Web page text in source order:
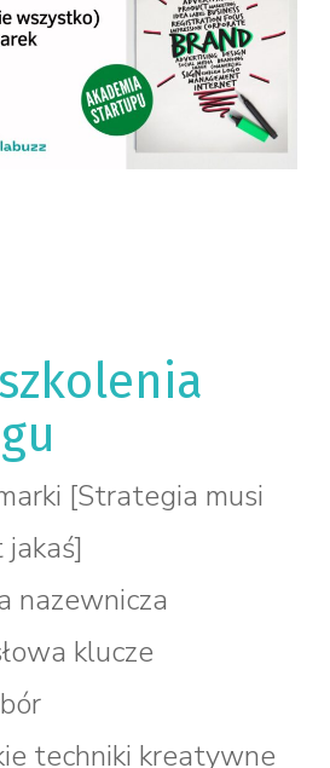
[Strategia musi
nazewnicza
klucze
techniki kreatywne